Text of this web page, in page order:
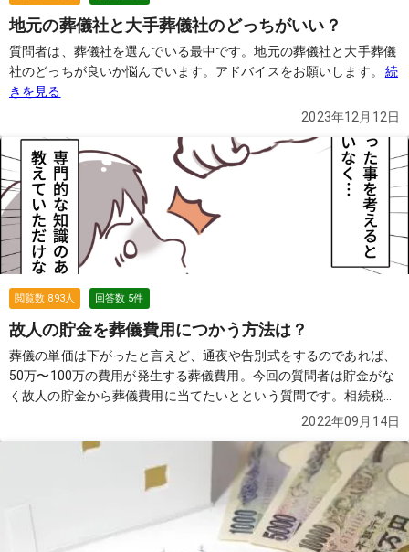
地元の葬儀社と大手葬儀社のどっちがいい？
質問者は、葬儀社を選んでいる最中です。地元の葬儀社と大手葬儀
社のどっちが良いか悩んでいます。アドバイスをお願いします。
続
きを見る
2023年12月12日
閲覧数 893人 回答数 5件
故人の貯金を葬儀費用につかう方法は？
葬儀の単価は下がったと言えど、通夜や告別式をするのであれば、
50万〜100万の費用が発生する葬儀費用。今回の質問者は貯金がな
く故人の貯金から葬儀費用に当てたいとという質問です。相続税な
続きを見る
2022年09月14日